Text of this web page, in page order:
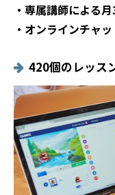
・専属講師による
・オンラインチャ
420個のレッス